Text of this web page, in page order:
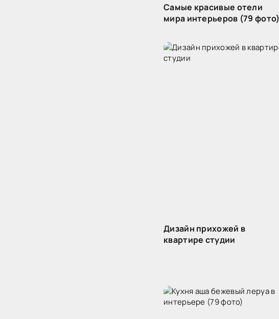
Самые красивые отели
мира интерьеров (79 фото)
Дизайн прихожей в
квартире студии